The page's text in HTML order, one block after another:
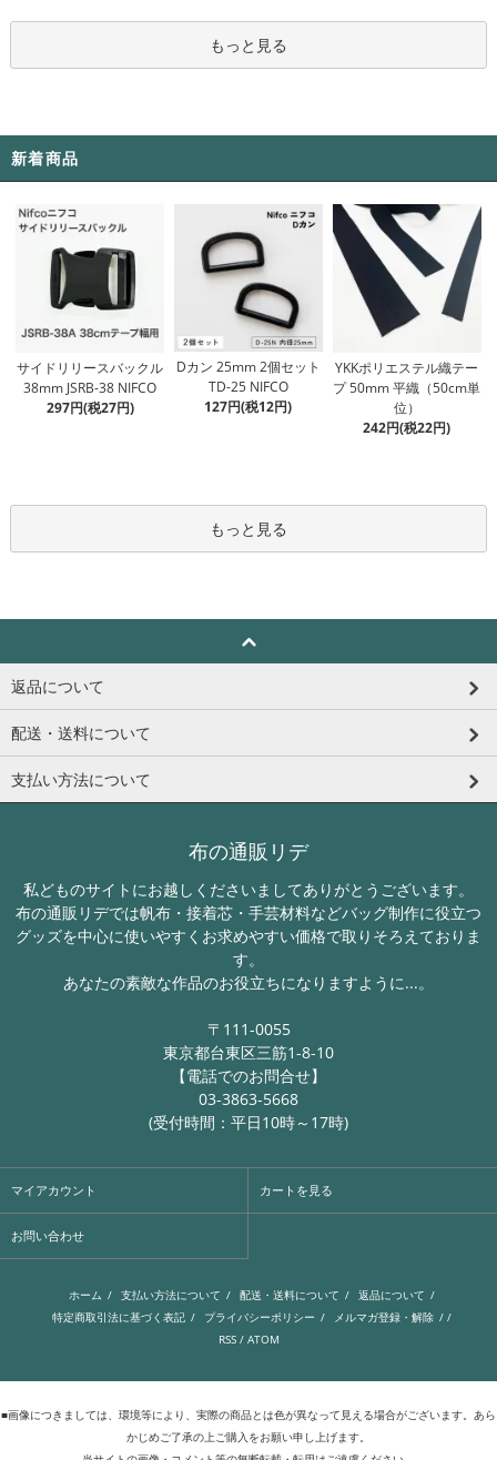
もっと見る
新着商品
サイドリリースバックル
38mm JSRB-38 NIFCO
297円(税27円)
Dカン 25mm 2個セット
TD-25 NIFCO
127円(税12円)
YKKポリエステル織テー
プ 50mm 平織（50cm単
位）
242円(税22円)
もっと見る
返品について
配送・送料について
支払い方法について
布の通販リデ
私どものサイトにお越しくださいましてありがとうございます。
布の通販リデでは帆布・接着芯・手芸材料などバッグ制作に役立つ
グッズを中心に使いやすくお求めやすい価格で取りそろえておりま
す。
あなたの素敵な作品のお役立ちになりますように...。
〒111-0055
東京都台東区三筋1-8-10
【電話でのお問合せ】
03-3863-5668
(受付時間：平日10時～17時)
マイアカウント カートを見る
お問い合わせ
ホーム / 支払い方法について / 配送・送料について / 返品について /
特定商取引法に基づく表記 / プライバシーポリシー / メルマガ登録・解除 / /
RSS/ ATOM
■画像につきましては、環境等により、実際の商品とは色が異なって見える場合がございます。あら
かじめご了承の上ご購入をお願い申し上げます。